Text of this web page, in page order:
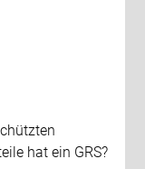
hat ein GRS?